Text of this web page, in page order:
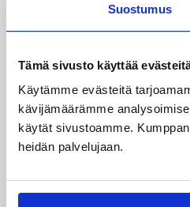
Suostumus
Tämä sivusto käyttää
Käytämme evästeitä
kävijämäärämme
käytät sivustoamme.
heidän palvelujaan.